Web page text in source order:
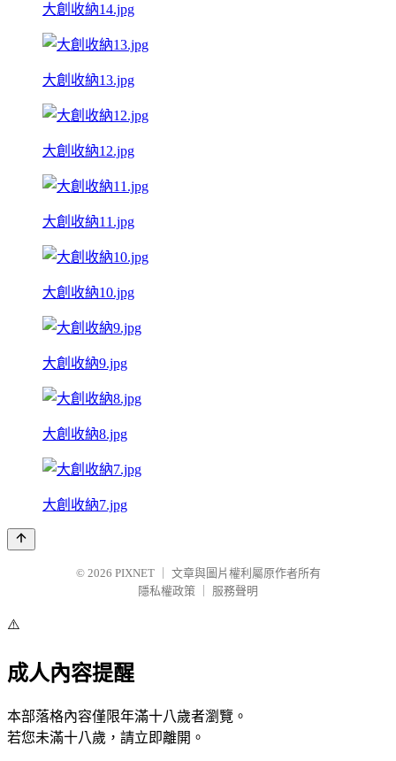
大創收納14.jpg
大創收納13.jpg
大創收納12.jpg
大創收納11.jpg
大創收納10.jpg
大創收納9.jpg
大創收納8.jpg
大創收納7.jpg
© 2026 PIXNET
文章與圖片權利屬原作者所有
隱私權政策
服務聲明
⚠️
成人內容提醒
本部落格內容僅限年滿十八歲者瀏覽。
若您未滿十八歲，請立即離開。